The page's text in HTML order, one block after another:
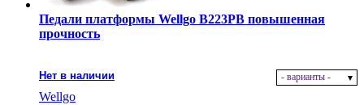
Педали платформы Wellgo B223PB повышенная
прочность
Нет в наличии - варианты -
Wellgo